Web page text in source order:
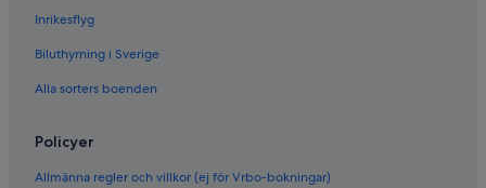
Inrikesflyg
Biluthyrning i Sverige
Alla sorters boenden
Policyer
Allmänna regler och villkor (ej för Vrbo-bokningar)